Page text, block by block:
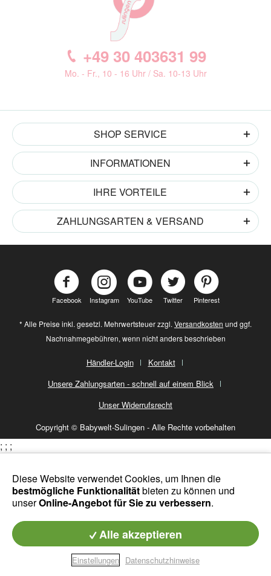
+49 30 403631 99
Mo. - Fr., 10 - 16 Uhr / Sa. 10-13 Uhr
SHOP SERVICE
INFORMATIONEN
IHRE VORTEILE
ZAHLUNGSARTEN & VERSAND
Facebook Instagram YouTube Twitter Pinterest
* Alle Preise inkl. gesetzl. Mehrwertsteuer zzgl. Versandkosten und ggf.
Nachnahmegebühren, wenn nicht anders beschrieben
Händler-Login
Kontakt
Unsere Zahlungsarten - schnell auf einem Blick
Unser Widerrufsrecht
Copyright © Babywelt-Sulingen - Alle Rechte vorbehalten
Diese Website verwendet Cookies, um Ihnen die
bestmögliche Funktionalitätbieten zu können und
unserOnline-Angebot für Sie zu verbessern.
Alle akzeptieren
Einstellungen Datenschutzhinweise
; ; ;